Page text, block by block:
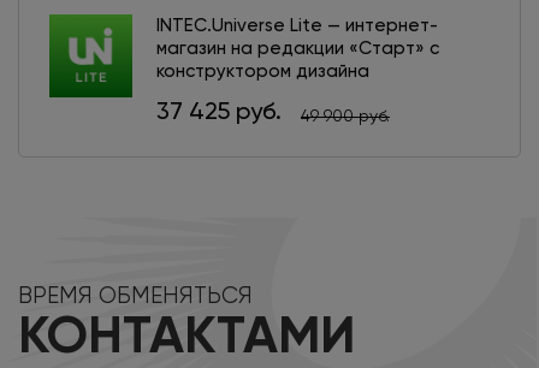
INTEC.Universe Lite — интернет-
магазин на редакции «Старт» с
конструктором дизайна
37 425 руб. 49 900 руб.
ВРЕМЯ ОБМЕНЯТЬСЯ
КОНТАКТАМИ